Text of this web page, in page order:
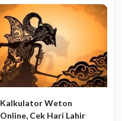
Kalkulator Weton
Online, Cek Hari Lahir